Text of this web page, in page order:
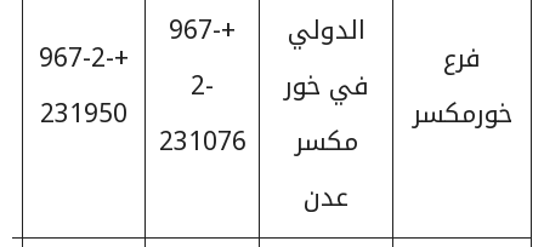
فرع
خورمكسر
الدولي
في خور
مكسر
عدن
+967-
2-
231076
+967-2-
231950